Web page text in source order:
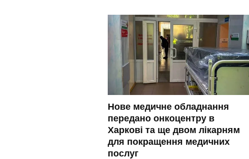
Нове медичне обладнання
передано онкоцентру в
Харкові та ще двом лікарням
для покращення медичних
послуг